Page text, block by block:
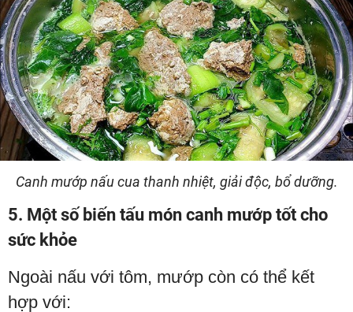
Canh mướp nấu cua thanh nhiệt, giải độc, bổ dưỡng.
5. Một số biến tấu món canh mướp tốt cho
sức khỏe
Ngoài nấu với tôm, mướp còn có thể kết
hợp với: